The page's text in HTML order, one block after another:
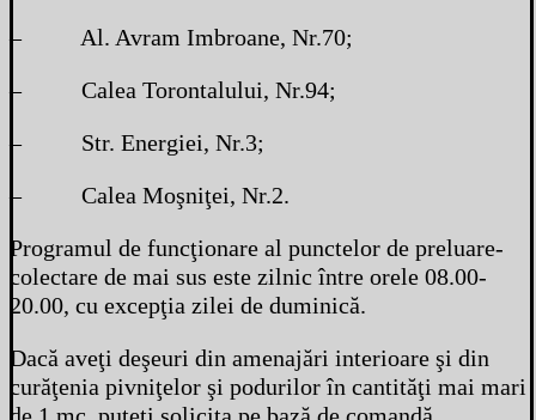
– Al. Avram Imbroane, Nr.70;
– Calea Torontalului, Nr.94;
– Str. Energiei, Nr.3;
– Calea Moşniţei, Nr.2.
Programul de funcţionare al punctelor de preluare-
colectare de mai sus este zilnic între orele 08.00-
20.00, cu excepţia zilei de duminică.
Dacă aveţi deşeuri din amenajări interioare şi din
curăţenia pivniţelor şi podurilor în cantităţi mai mari